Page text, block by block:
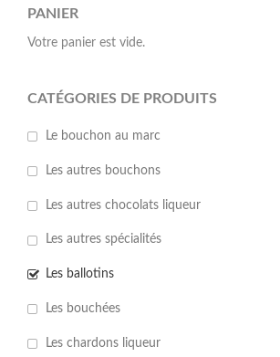
PANIER
Votre panier est vide.
CATÉGORIES DE PRODUITS
Le bouchon au marc
Les autres bouchons
Les autres chocolats liqueur
Les autres spécialités
Les ballotins
Les bouchées
Les chardons liqueur